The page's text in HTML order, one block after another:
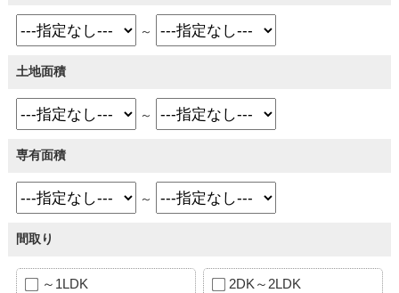
～
土地面積
～
専有面積
～
間取り
～1LDK 2DK～2LDK